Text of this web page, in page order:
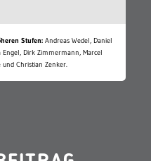
Stufen: Andreas Wedel, Daniel
Engel, Dirk Zimmermann, Marcel
und Christian Zenker.